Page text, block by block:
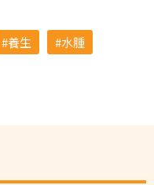
養生
水腫